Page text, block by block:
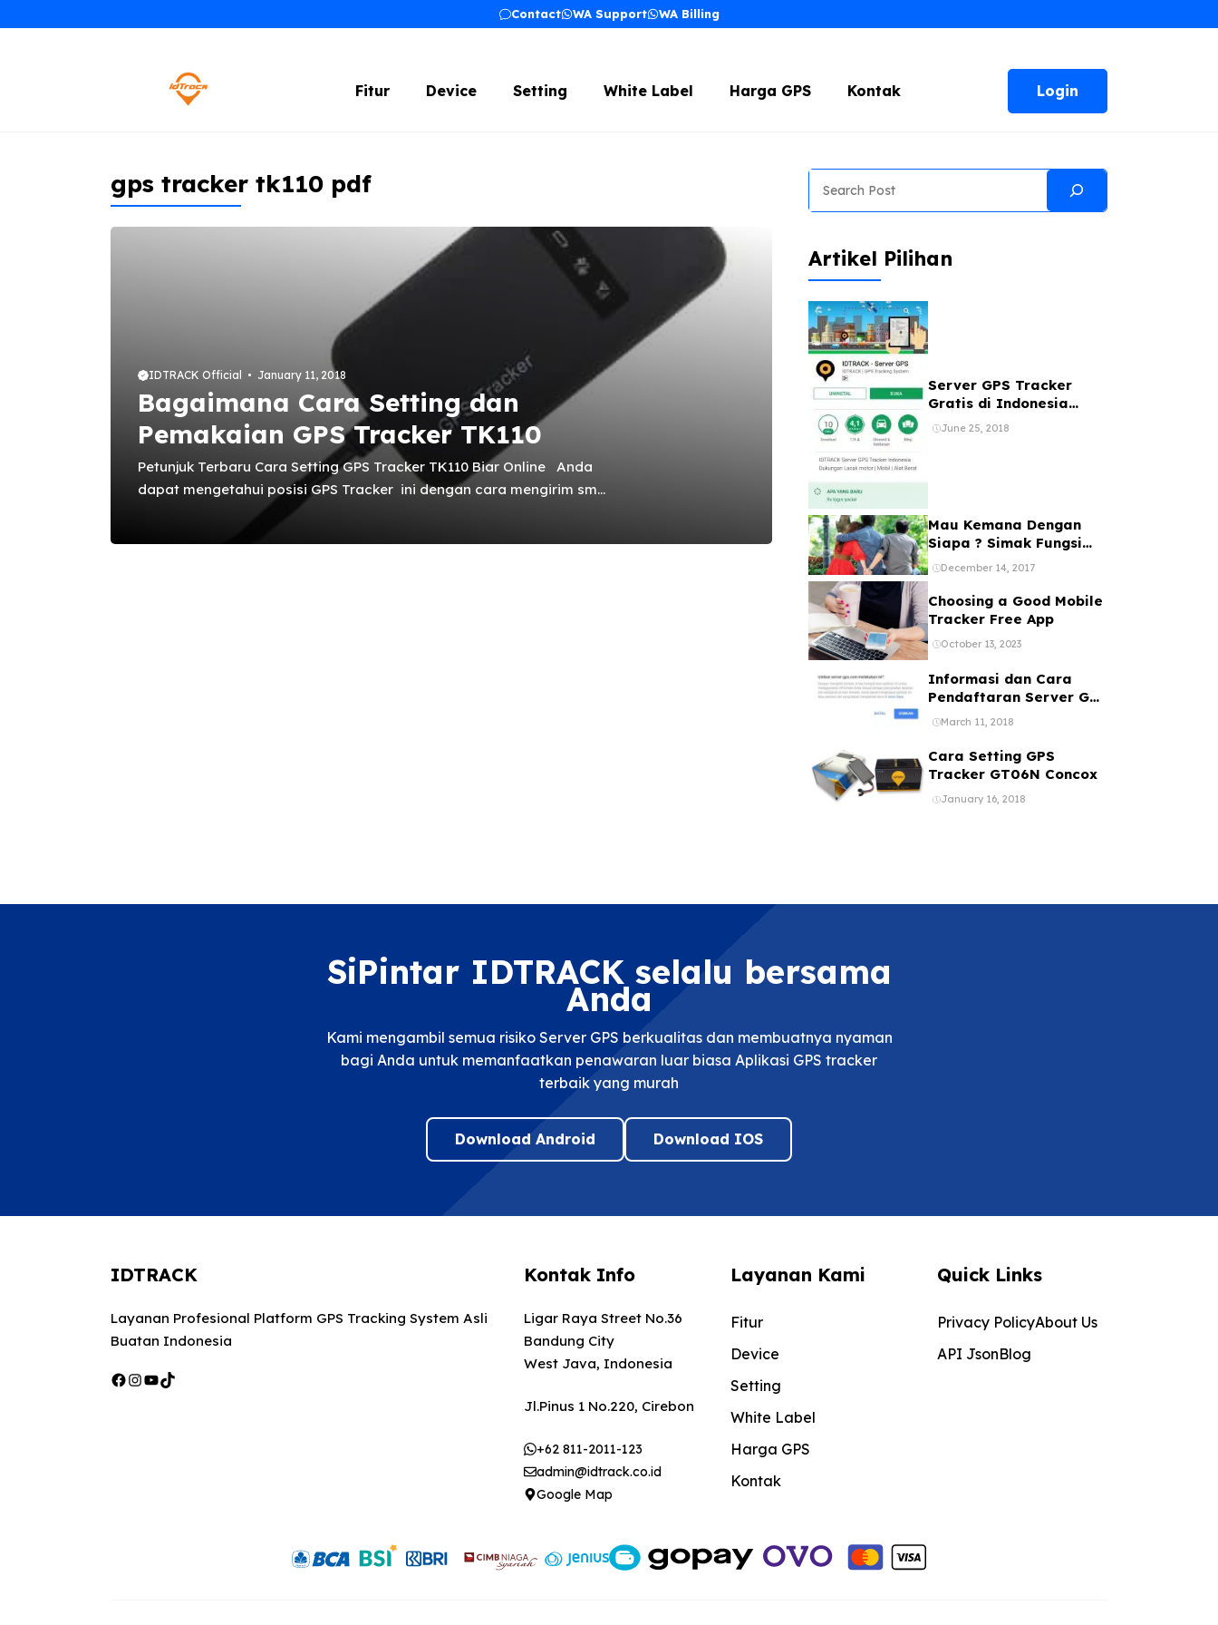
to
Contact WA Support WA Billing
Fitur Device Setting White Label Harga GPS Kontak Login
gps tracker tk110 pdf
IDTRACK Official January 11, 2018
Bagaimana Cara Setting dan
Pemakaian GPS Tracker TK110
Petunjuk Terbaru Cara Setting GPS Tracker TK110 Biar Online Anda
dapat mengetahui posisi GPS Tracker ini dengan cara mengirim sms
ke nomor GPS ini, setelah itu GPS akan membalas sms berupa
Artikel Pilihan
Server GPS Tracker
Gratis di Indonesia
Bebas Registrasi 1 Akun
Banyak Device
June 25, 2018
Mau Kemana Dengan
Siapa ? Simak Fungsi
dan Manfaat GPS Mobil
December 14, 2017
Choosing a Good Mobile
Tracker Free App
October 13, 2023
Informasi dan Cara
Pendaftaran Server GPS
Tracker melalui web
ataupun Aplikasi Online
Gratis
March 11, 2018
Cara Setting GPS
Tracker GT06N Concox
January 16, 2018
SiPintar IDTRACK selalu bersama
Anda
Kami mengambil semua risiko Server GPS berkualitas dan membuatnya nyaman
bagi Anda untuk memanfaatkan penawaran luar biasa Aplikasi GPS tracker
terbaik yang murah
Download Android Download IOS
IDTRACK
Layanan Profesional Platform GPS Tracking System Asli
Buatan Indonesia
Facebook
Instagram
YouTube
TikTok
Kontak Info
Ligar Raya Street No.36
Bandung City
West Java, Indonesia
Jl.Pinus 1 No.220, Cirebon
+62 811-2011-123
admin@idtrack.co.id
Google Map
Layanan Kami
Fitur
Device
Setting
White Label
Harga GPS
Kontak
Quick Links
Privacy PolicyAbout Us
API JsonBlog